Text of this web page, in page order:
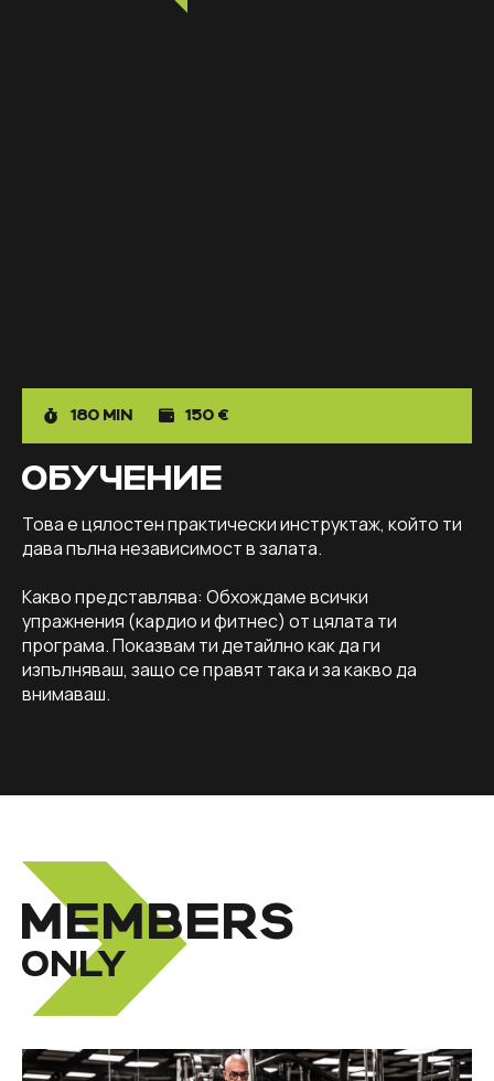
180 MIN 150 €
ОБУЧЕНИЕ
Това е цялостен практически инструктаж, който ти
дава пълна независимост в залата.
Какво представлява: Обхождаме всички
упражнения (кардио и фитнес) от цялата ти
програма. Показвам ти детайлно как да ги
изпълняваш, защо се правят така и за какво да
внимаваш.
MEMBERS
ONLY